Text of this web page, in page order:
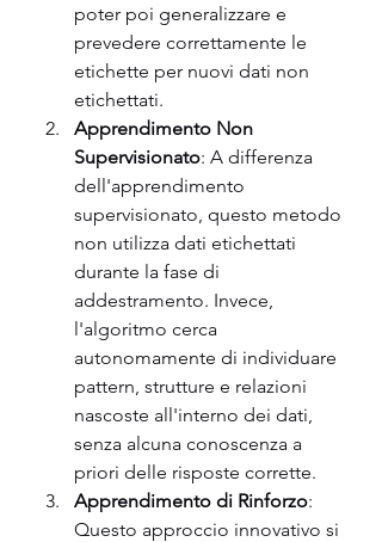
poter poi generalizzare e
prevedere correttamente le
etichette per nuovi dati non
etichettati.
Apprendimento Non
Supervisionato: A differenza
dell'apprendimento
supervisionato, questo metodo
non utilizza dati etichettati
durante la fase di
addestramento. Invece,
l'algoritmo cerca
autonomamente di individuare
pattern, strutture e relazioni
nascoste all'interno dei dati,
senza alcuna conoscenza a
priori delle risposte corrette.
Apprendimento di Rinforzo:
Questo approccio innovativo si